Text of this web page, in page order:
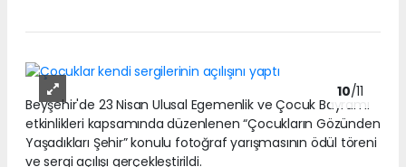
10/11
Beyşehir'de 23 Nisan Ulusal Egemenlik ve Çocuk Bayramı
etkinlikleri kapsamında düzenlenen “Çocukların Gözünden
Yaşadıkları Şehir” konulu fotoğraf yarışmasının ödül töreni
ve sergi açılışı gerçekleştirildi.